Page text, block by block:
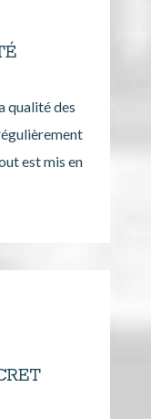
qualité des
est mis en